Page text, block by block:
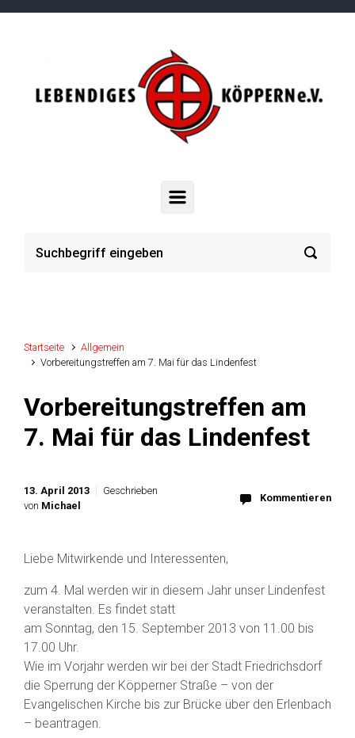
Zum Hauptinhalt springen
Startseite
Allgemein
Vorbereitungstreffen am 7. Mai für das Lindenfest
Vorbereitungstreffen am
7. Mai für das Lindenfest
13. April 2013
Geschrieben
von Michael
Kommentieren
Liebe Mitwirkende und Interessenten,
zum 4. Mal werden wir in diesem Jahr unser Lindenfest
veranstalten. Es findet statt
am Sonntag, den 15. September 2013 von 11.00 bis
17.00 Uhr.
Wie im Vorjahr werden wir bei der Stadt Friedrichsdorf
die Sperrung der Köpperner Straße – von der
Evangelischen Kirche bis zur Brücke über den Erlenbach
– beantragen.